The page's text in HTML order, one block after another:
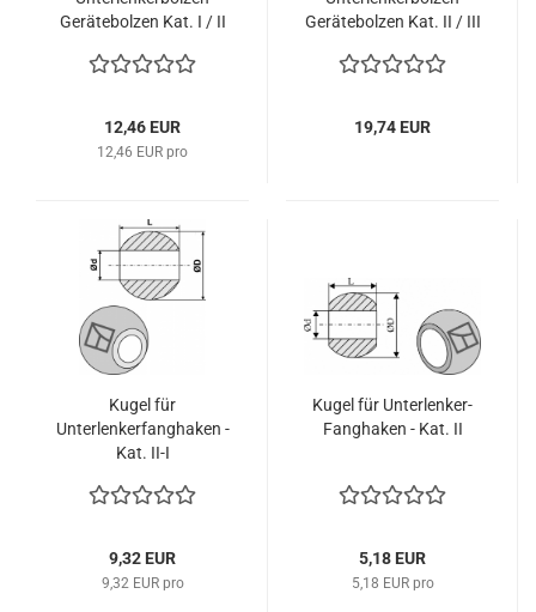
Gerätebolzen Kat. I / II
12,46 EUR
12,46 EUR pro
Gerätebolzen Kat. II / III
19,74 EUR
Kugel für
Unterlenkerfanghaken -
Kat. II-I
9,32 EUR
9,32 EUR pro
Kugel für Unterlenker-
Fanghaken - Kat. II
5,18 EUR
5,18 EUR pro